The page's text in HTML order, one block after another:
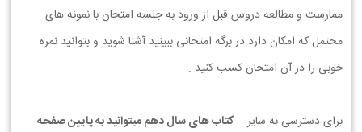
ممارست و مطالعه دروس قبل از ورود به جلسه امتحان با نمونه های
محتمل که امکان دارد در برگه امتحانی ببینید آشنا شوید و بتوانید نمره
خوبی را در آن امتحان کسب کنید .
برای دسترسی به سایر
کتاب های سال دهم میتوانید به پایین صفحه